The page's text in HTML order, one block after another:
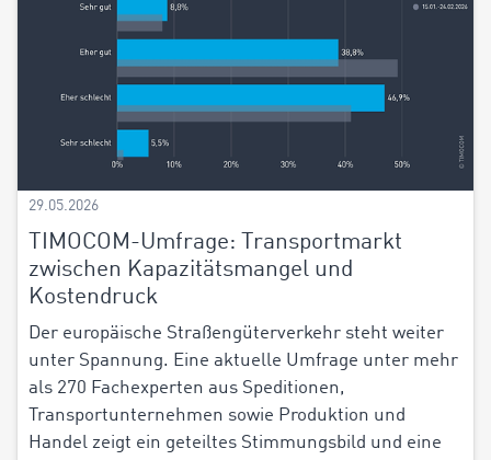
29.05.2026
TIMOCOM-Umfrage: Transportmarkt
zwischen Kapazitätsmangel und
Kostendruck
Der europäische Straßengüterverkehr steht weiter
unter Spannung. Eine aktuelle Umfrage unter mehr
als 270 Fachexperten aus Speditionen,
Transportunternehmen sowie Produktion und
Handel zeigt ein geteiltes Stimmungsbild und eine